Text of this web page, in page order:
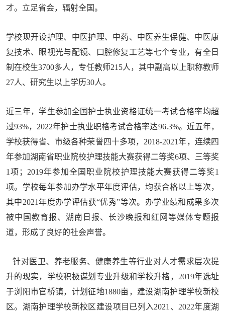
才。立足省会，辐射全国。
学校现开设护理、中医护理、中药、中医养生保健、中医康
复技术、眼视光与配镜、口腔修复工艺等七个专业，有全日
制在校生3700多人，专任教师215人，其中副高以上职称教师
27人、研究生以上学历30人。
近三年，学生参加全国护士执业资格证统一考试合格率均超
过93%，2022年护士执业职格考试合格率达96.3%。近五年，
学校获得省、市级各种荣誉四十多项，2018-2021年，连续四
年参加湖南省职业院校护理技能大赛获得二等奖6项、三等奖
1项；2019年参加全国职业院校护理技能大赛获得二等奖1
项。学校每年参加办学水平年度评估，均获合格以上等次，
其中2021年度办学评估获“优秀”等次。办学业绩和成果多次
被中国教育报、湖南日报、长沙晚报和红网等媒体专题报
道，形成了良好的社会声誉。
针对医卫、养老服务、健康养生等行业对人才需求层次提
升的现实，学校积极谋划专业升级和学校升格，2019年选址
于浏阳市官桥镇，计划征地1880亩，建设湖南护理学校新校
区。湖南护理学校新校区建设项目已列入2021、2022年度湖